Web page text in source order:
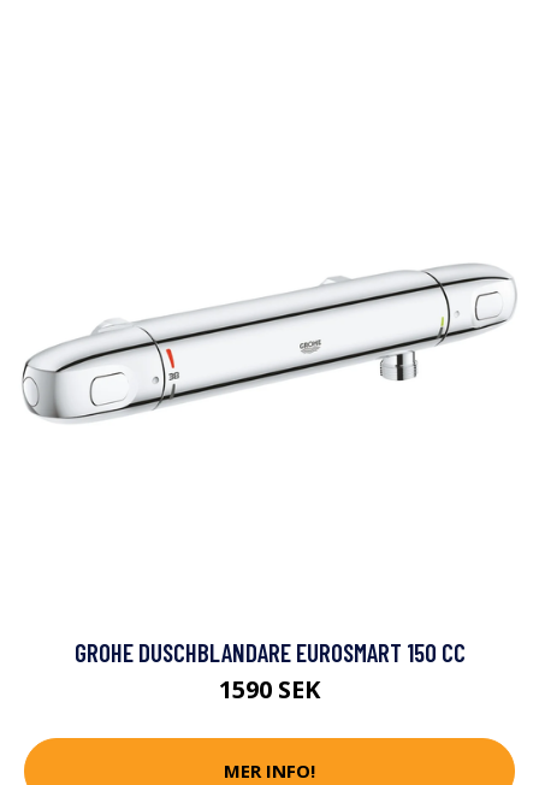
GROHE DUSCHBLANDARE EUROSMART 150 CC
1590 SEK
MER INFO!